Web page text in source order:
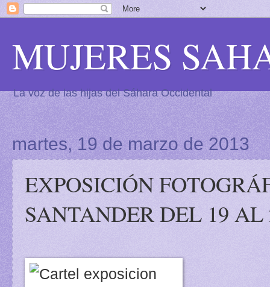
MUJERES
La voz de las hijas del Sáhara Occidental
martes, 19 de marzo de 2013
EXPOSICIÓN
SANTANDER DEL 19